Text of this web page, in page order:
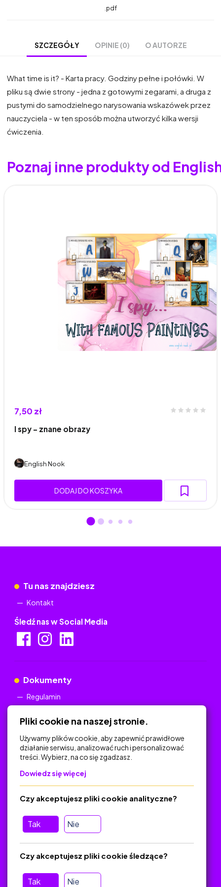
.pdf
SZCZEGÓŁY OPINIE (0) O AUTORZE
What time is it? - Karta pracy. Godziny pełne i połówki. W
pliku są dwie strony - jedna z gotowymi zegarami, a druga z
pustymi do samodzielnego narysowania wskazówek przez
nauczyciela - w ten sposób można utworzyć kilka wersji
ćwiczenia.
Poznaj inne produkty od
7,50 zł
I spy - znane obrazy
English Nook
DODAJ DO KOSZYKA
Tu nas znajdziesz
Kontakt
Śledź nas w Social Media
Dokumenty
Regulamin
Na skróty
Polityka Prywatności
Regulamin
O platformie
Baza materiałów dydaktycznych
Jak zostać autorem
FAQ
Pliki cookie na naszej stronie.
Używamy plików cookie, aby zapewnić prawidłowe
działanie serwisu, analizować ruch i personalizować
treści. Wybierz, na co się zgadzasz.
Dowiedz się więcej
Tak Nie
Czy akceptujesz pliki cookie analityczne?
Tak Nie
Czy akceptujesz pliki cookie śledzące?